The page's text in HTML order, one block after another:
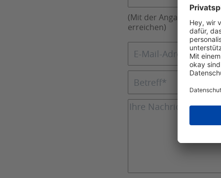
(Mit der Angabe einer
erreichen)